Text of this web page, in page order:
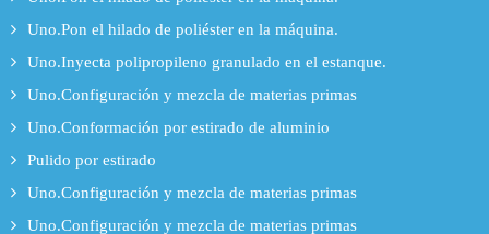
Uno.Pon el hilado de poliéster en la máquina.
Uno.Inyecta polipropileno granulado en el estanque.
Uno.Configuración y mezcla de materias primas
Uno.Conformación por estirado de aluminio
Pulido por estirado
Uno.Configuración y mezcla de materias primas
Uno.Configuración y mezcla de materias primas